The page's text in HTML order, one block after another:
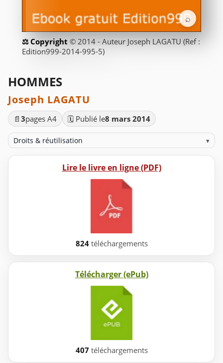
⌕
© 2014 - Auteur Joseph LAGATU (Ref :
Edition999-2014-995-5)
HOMMES
Joseph LAGATU
📄 3pages A4 🗓️ Publié le8 mars 2014
Droits & réutilisation ▾
Lire le livre en ligne (PDF)
824téléchargements
Télécharger (ePub)
407 téléchargements